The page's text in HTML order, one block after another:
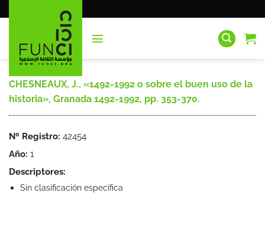
al
CHESNEAUX, J., «1492-1992 o sobre el buen uso de la
historia», Granada 1492-1992, pp. 353-370.
Nº Registro: 42454
Año: 1
Descriptores:
Sin clasificación específica